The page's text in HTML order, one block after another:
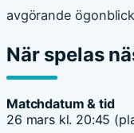
avgörande
När spelas
Matchdatum & tid
26 mars kl. 20:45